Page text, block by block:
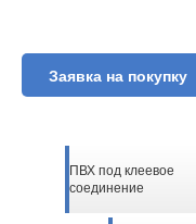
Заявка на покупку
ПВХ под клеевое
соединение